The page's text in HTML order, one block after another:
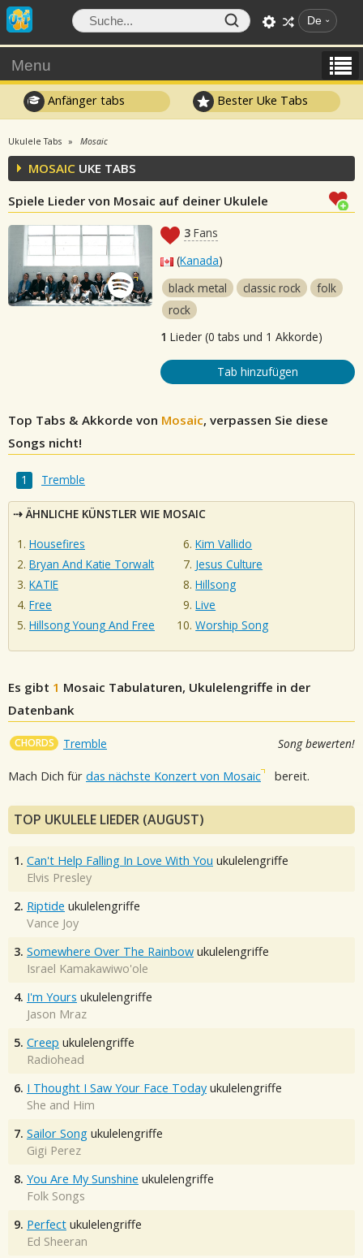
De
Menu
Anfänger tabs Bester Uke Tabs
Ukulele Tabs Mosaic
MOSAIC UKE TABS
Spiele Lieder von Mosaic auf deiner Ukulele
3 Fans
(Kanada)
black metal
classic rock
folk
rock
1 Lieder (0 tabs und 1 Akkorde)
Tab hinzufügen
Top Tabs & Akkorde von Mosaic, verpassen Sie diese
Songs nicht!
Tremble
ÄHNLICHE KÜNSTLER WIE MOSAIC
Housefires
Bryan And Katie Torwalt
KATIE
Free
Hillsong Young And Free
Kim Vallido
Jesus Culture
Hillsong
Live
Worship Song
Es gibt 1 Mosaic Tabulaturen, Ukulelengriffe in der
Datenbank
CHORDS Tremble Song bewerten!
Mach Dich für das nächste Konzert von Mosaic bereit.
TOP UKULELE LIEDER (AUGUST)
1. Can't Help Falling In Love With You ukulelengriffe
Elvis Presley
2. Riptide ukulelengriffe
Vance Joy
3. Somewhere Over The Rainbow ukulelengriffe
Israel Kamakawiwo'ole
4. I'm Yours ukulelengriffe
Jason Mraz
5. Creep ukulelengriffe
Radiohead
6. I Thought I Saw Your Face Today ukulelengriffe
She and Him
7. Sailor Song ukulelengriffe
Gigi Perez
8. You Are My Sunshine ukulelengriffe
Folk Songs
9. Perfect ukulelengriffe
Ed Sheeran